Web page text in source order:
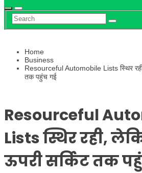
Home
Business
Resourceful Automobile Lists स्थिर
तक पहुंच गई
Resourceful
Lists स्थिर रही,
ऊपरी सर्किट तक